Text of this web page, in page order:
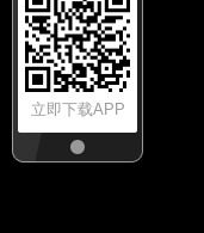
立即下载APP